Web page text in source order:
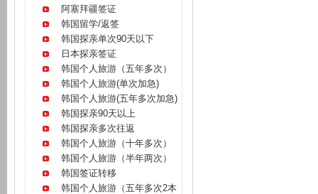
阿塞拜疆签证
韩国留学/返签
韩国探亲单次90天以下
日本探亲签证
韩国个人旅游（五年多次）
韩国个人旅游(单次加急)
韩国个人旅游(五年多次加急)
韩国探亲90天以上
韩国探亲多次往返
韩国个人旅游（十年多次）
韩国个人旅游（半年两次）
韩国签证转移
韩国个人旅游（五年多次2本